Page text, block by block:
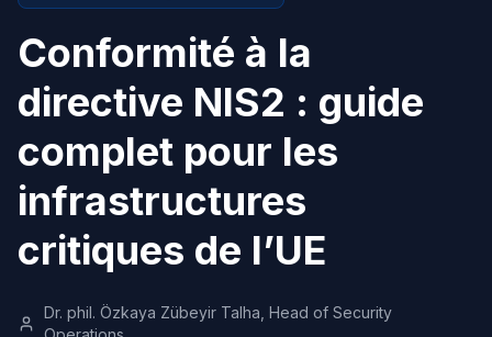
Conformité à la
directive NIS2 : guide
complet pour les
infrastructures
critiques de l’UE
Dr. phil. Özkaya Zübeyir Talha, Head of Security